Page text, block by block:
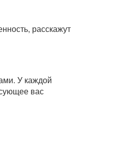
расскажут
У каждой
вас